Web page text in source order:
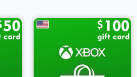
ilgumus vai papildu
izpētīt: